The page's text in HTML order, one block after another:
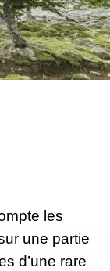
les
une partie
d’une rare